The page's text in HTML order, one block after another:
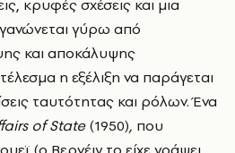
κρυφές σχέσεις και μια
γύρω από
και αποκάλυψης
η εξέλιξη να παράγεται
ταυτότητας και ρόλων. Ένα
οf State(1950), που